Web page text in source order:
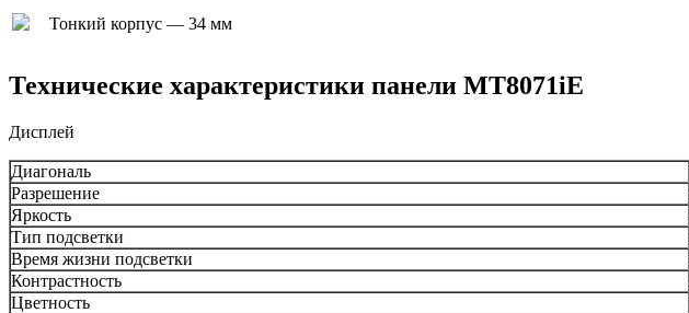
Тонкий корпус — 34 мм
Технические характеристики панели MT8071iE
Дисплей
Диагональ
Разрешение
Яркость
Тип подсветки
Время жизни подсветки
Контрастность
Цветность